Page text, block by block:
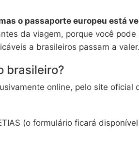
o passaporte europeu está
da viagem, porque você
a brasileiros passam a valer.
brasileiro?
online, pelo site oficial
(o formulário ficará disponível